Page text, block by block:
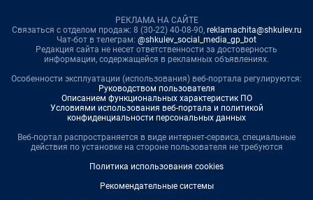
РЕКЛАМА НА САЙТЕ
Связаться с отделом продаж: 8 (30-22) 40-08-90, reklamachita@shkulev.ru
Чат-бот в телеграм: @shkulev_social_media_gp_bot
Редакция сайта не несет ответственности за достоверность
информации, содержащейся в рекламных объявлениях.
Особенности эксплуатации (использования) веб-портала регулируются:
Руководством пользователя
Описанием функциональных характеристик ПО
Условиями использования веб-портала и политикой
конфиденциальности персональных данных
Веб-портал распространяется в виде интернет-сервиса, специальные
действия по установке на стороне пользователя не требуются
Политика использования cookies
Рекомендательные системы